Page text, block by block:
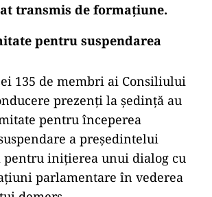
transmis de formațiune.
pentru suspendarea
135 de membri ai Consiliului
prezenți la ședință au
pentru începerea
a președintelui
pentru inițierea unui dialog cu
parlamentare în vederea